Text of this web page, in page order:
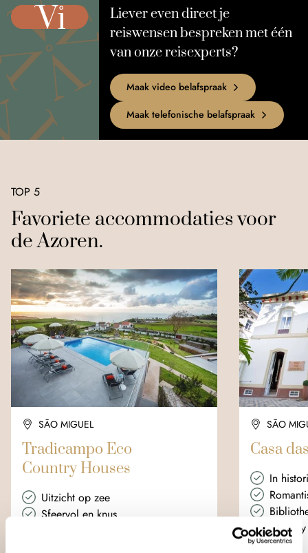
Liever even direct je
reiswensen bespreken met één
van onze reisexperts?
Maak video belafspraak
Maak telefonische belafspraak
TOP 5
Favoriete accommodaties voor
de Azoren.
SÃO MIGUEL
Tradicampo Eco
Country Houses
Uitzicht op zee
Sfeervol en knus
SÃO
Casa
In
Wifi